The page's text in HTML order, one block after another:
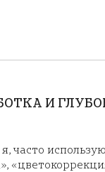
И
часто